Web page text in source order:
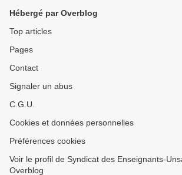
Hébergé par Overblog
Top articles
Pages
Contact
Signaler un abus
C.G.U.
Cookies et données personnelles
Préférences cookies
Voir le profil de Syndicat des Enseignants-
Overblog